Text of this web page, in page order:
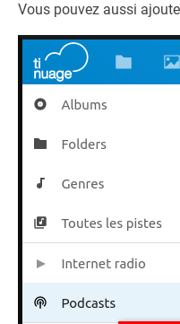
Vous pouvez aussi